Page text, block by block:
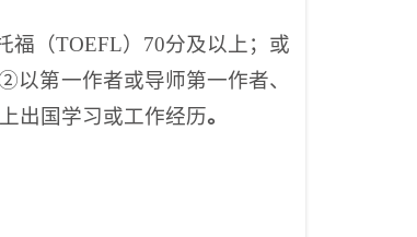
福（TOEFL）70分及以上；或
以第一作者或导师第一作者、
出国学习或工作经历。